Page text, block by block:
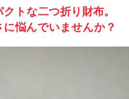
トな二つ折り財布。
悩んでいませんか？